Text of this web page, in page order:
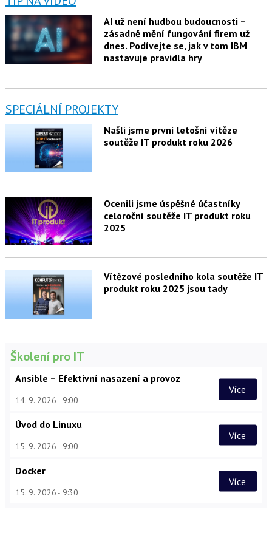
AI už není hudbou budoucnosti –
zásadně mění fungování firem už
dnes. Podívejte se, jak v tom IBM
nastavuje pravidla hry
SPECIÁLNÍ PROJEKTY
Našli jsme první letošní vítěze
soutěže IT produkt roku 2026
Ocenili jsme úspěšné účastníky
celoroční soutěže IT produkt roku
2025
Vítězové posledního kola soutěže IT
produkt roku 2025 jsou tady
Školení pro IT
Ansible – Efektivní nasazení a provoz
14. 9. 2026 9:00
Více
Úvod do Linuxu
15. 9. 2026 9:00
Více
Docker
15. 9. 2026 9:30
Více